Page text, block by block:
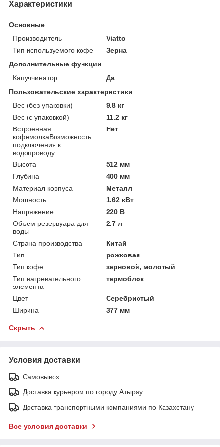
Характеристики
Основные
Производитель
Viatto
Тип используемого кофе
Зерна
Дополнительные функции
Капуччинатор
Да
Пользовательские характеристики
Вес (без упаковки)
9.8 кг
Вес (с упаковкой)
11.2 кг
Встроенная
кофемолкаВозможность
подключения к
водопроводу
Нет
Высота
512 мм
Глубина
400 мм
Материал корпуса
Металл
Мощность
1.62 кВт
Напряжение
220 В
Объем резервуара для
воды
2.7 л
Страна производства
Китай
Тип
рожковая
Тип кофе
зерновой, молотый
Тип нагревательного
элемента
термоблок
Цвет
Серебристый
Ширина
377 мм
Скрыть
Условия доставки
Самовывоз
Доставка курьером по городу Атырау
Доставка транспортными компаниями по Казахстану
Все условия доставки